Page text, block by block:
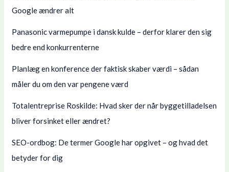
Google ændrer alt
Panasonic varmepumpe i dansk kulde – derfor klarer den sig
bedre end konkurrenterne
Planlæg en konference der faktisk skaber værdi – sådan
måler du om den var pengene værd
Totalentreprise Roskilde: Hvad sker der når byggetilladelsen
bliver forsinket eller ændret?
SEO-ordbog: De termer Google har opgivet – og hvad det
betyder for dig